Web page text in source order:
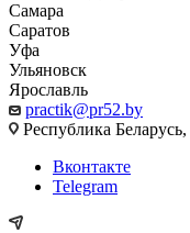
Самара
Саратов
Уфа
Ульяновск
Ярославль
practik@pr52.by
Республика
Вконтакте
Telegram